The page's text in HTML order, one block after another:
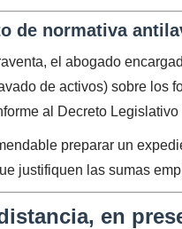
de normativa
el abogado
de activos) sobre los
al Decreto
preparar un
justifiquen las sumas
en